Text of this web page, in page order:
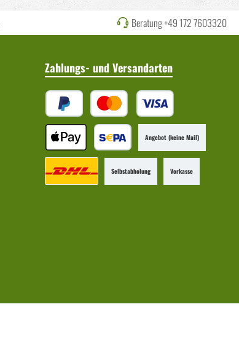
Beratung +49 172 7603320
Zahlungs- und Versandarten
Angebot (keine Mail)
Vorkasse
Selbstabholung